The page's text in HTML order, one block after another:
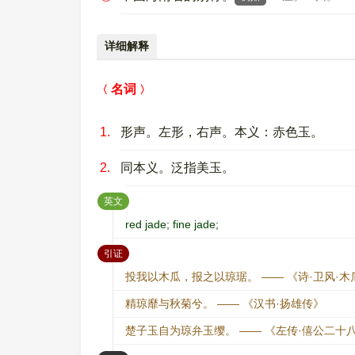
详细解释
名词
1. 形声。左形，右声。本义：赤色玉。
2. 同本义。泛指美玉。
英文 ：
red jade; fine jade;
引证：
投我以木瓜，报之以琼琚。 —— 《诗·卫风·木
精琼靡与秋菊兮。 —— 《汉书·扬雄传》
楚子玉自为琼弁玉缨。 —— 《左传·僖公二十八